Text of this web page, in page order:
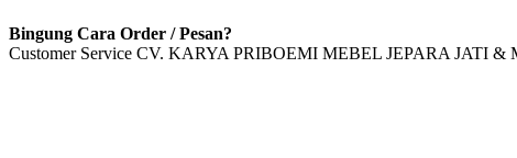
Bingung Cara Order / Pesan?
Customer Service CV. KARYA PRIBOEMI MEBEL JEPARA JATI &